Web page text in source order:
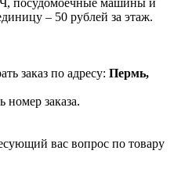
посудомоечные машины и
– 50 рублей за этаж.
заказ по адресу: Пермь,
номер заказа.
вас вопрос по товару